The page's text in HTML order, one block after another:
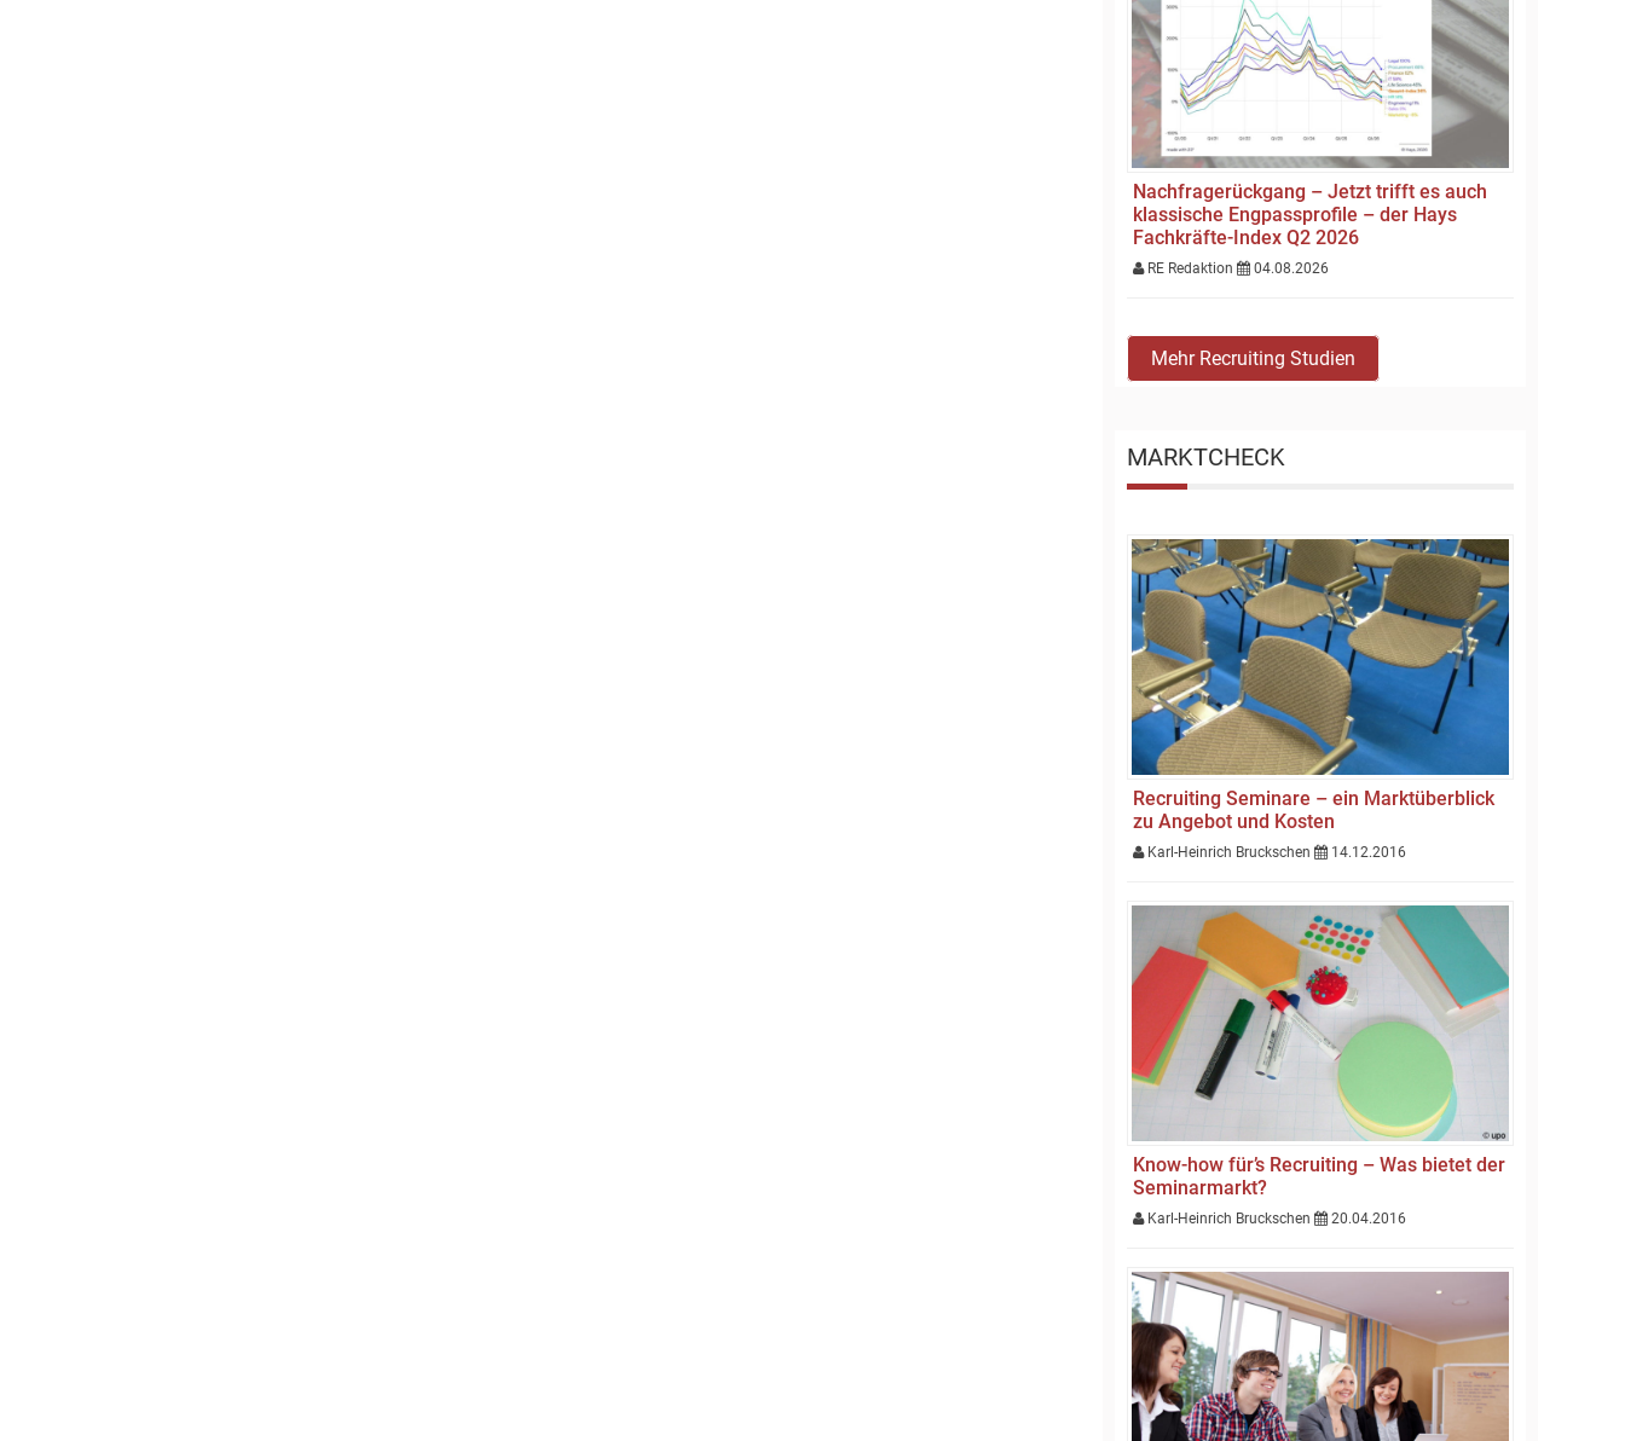
Nachfragerückgang – Jetzt trifft es auch
klassische Engpassprofile – der Hays
Fachkräfte-Index Q2 2026
RE Redaktion 04.08.2026
Mehr Recruiting Studien
MARKTCHECK
Recruiting Seminare – ein Marktüberblick
zu Angebot und Kosten
Karl-Heinrich Bruckschen 14.12.2016
Know-how für’s Recruiting – Was bietet der
Seminarmarkt?
Karl-Heinrich Bruckschen 20.04.2016